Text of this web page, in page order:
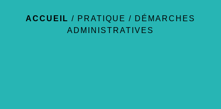
ACCUEIL / PRATIQUE / DÉMARCHES
ADMINISTRATIVES